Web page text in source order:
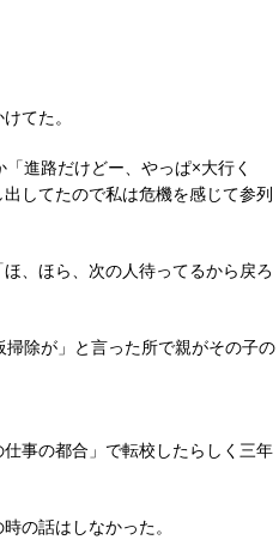
てた。
進路だけどー、やっぱ×大行く
してたので私は危機を感じて参列
、ほら、次の人待ってるから戻ろ
除が」と言った所で親がその子の
事の都合」で転校したらしく三年
の話はしなかった。